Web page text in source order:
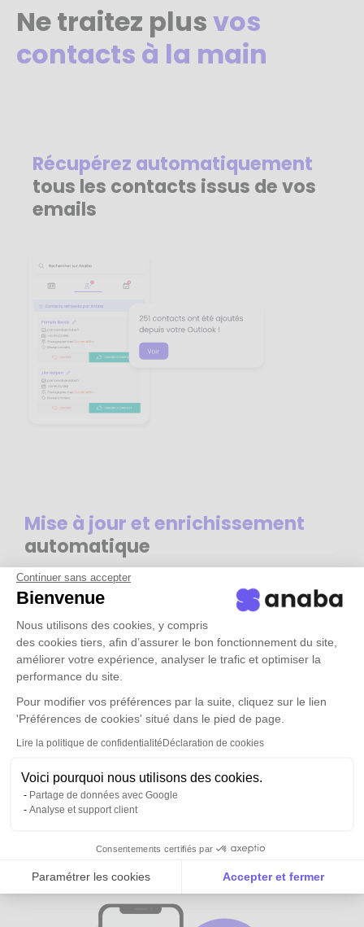
Continuer sans accepter
Bienvenue
Nous utilisons des cookies, y compris
des cookies tiers, afin d’assurer le bon fonctionnement du site,
améliorer votre expérience, analyser le trafic et optimiser la
performance du site.
Pour modifier vos préférences par la suite, cliquez sur le lien
'Préférences de cookies' situé dans le pied de page.
Lire la politique de confidentialitéDéclaration de cookies
Voici pourquoi nous utilisons des cookies.
Partage de données avec Google
Analyse et support client
Consentements certifiés par
Paramétrer les cookies Accepter et fermer
Axeptio consent
Plateforme de Gestion du Consentement :
Ne traitez plusvos
contacts à la main
Récupérez automatiquement
tous les contacts issus de vos
emails
Mise à jour et enrichissement
automatique
équipesdisponibles partout